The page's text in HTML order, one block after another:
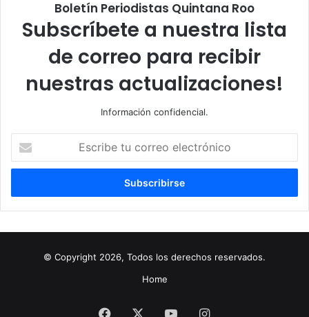
Boletín Periodistas Quintana Roo
Subscríbete a nuestra lista
de correo para recibir
nuestras actualizaciones!
Información confidencial.
correo
© Copyright 2026, Todos los derechos reservados.
Home
Facebook YouTubeInstagram